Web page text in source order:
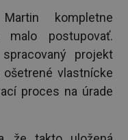
kompletne
malo postupovať.
projekt
vlastnícke
proces na úrade